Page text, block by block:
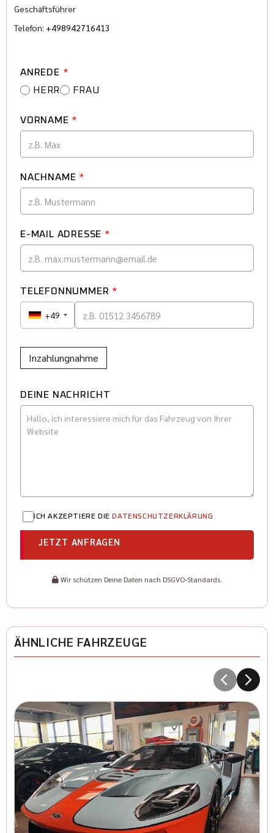
Geschäftsführer
Telefon: +498942716413
ANREDE *
HERR
FRAU
VORNAME *
NACHNAME *
E-MAIL ADRESSE *
TELEFONNUMMER *
+49
Inzahlungnahme
DEINE NACHRICHT
ICH AKZEPTIERE DIE DATENSCHUTZERKLÄRUNG
JETZT ANFRAGEN
Wir schützen Deine Daten nach DSGVO-Standards.
ÄHNLICHE FAHRZEUGE